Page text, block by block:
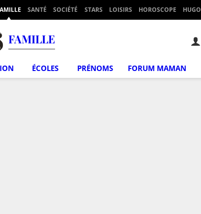
SANTÉ SOCIÉTÉ STARS LOISIRS HOROSCOPE HUGO
FAMILLE
ÉCOLES PRÉNOMS FORUM MAMAN